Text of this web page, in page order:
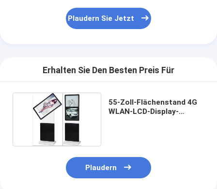
Plaudern Sie Jetzt
Erhalten Sie Den Besten Preis Für
55-Zoll-Flächenstand 4G
WLAN-LCD-Display-
Plaudern